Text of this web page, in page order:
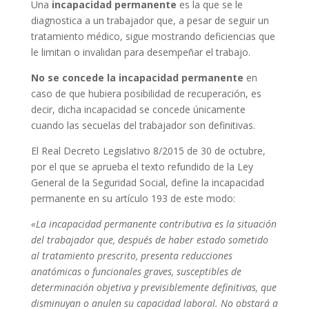
Una incapacidad permanente es la que se le
diagnostica a un trabajador que, a pesar de seguir un
tratamiento médico, sigue mostrando deficiencias que
le limitan o invalidan para desempeñar el trabajo.
No se concede la incapacidad permanente en
caso de que hubiera posibilidad de recuperación, es
decir, dicha incapacidad se concede únicamente
cuando las secuelas del trabajador son definitivas.
El Real Decreto Legislativo 8/2015 de 30 de octubre,
por el que se aprueba el texto refundido de la Ley
General de la Seguridad Social, define la incapacidad
permanente en su artículo 193 de este modo:
«La incapacidad permanente contributiva es la situación
del trabajador que, después de haber estado sometido
al tratamiento prescrito, presenta reducciones
anatómicas o funcionales graves, susceptibles de
determinación objetiva y previsiblemente definitivas, que
disminuyan o anulen su capacidad laboral. No obstará a